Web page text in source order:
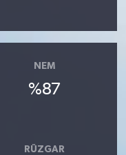
NEM
%87
RÜZGAR